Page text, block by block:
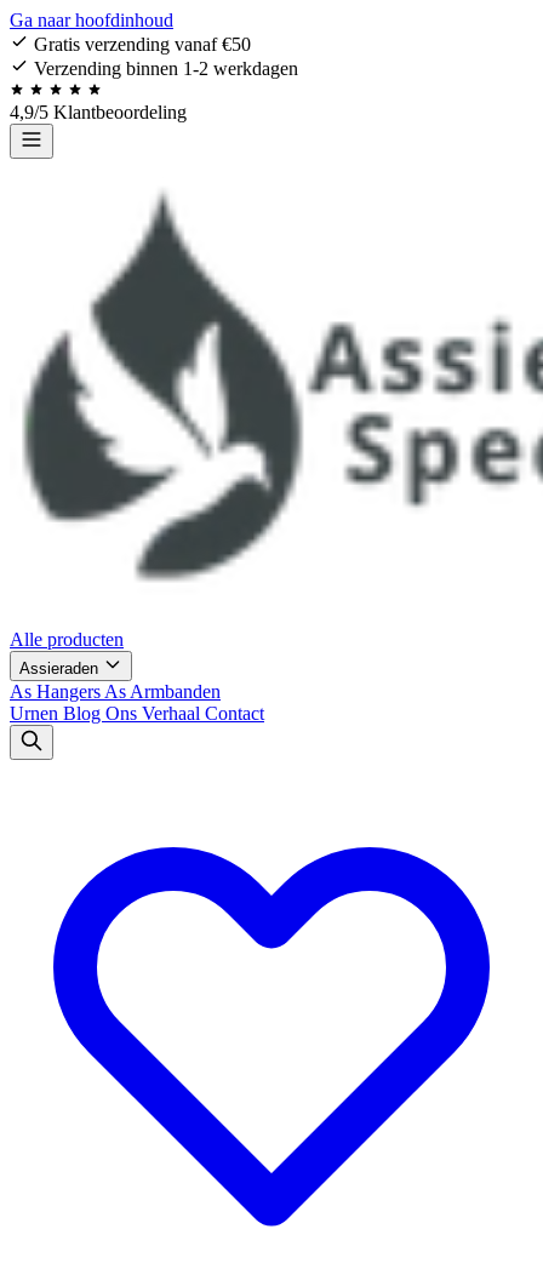
Ga naar hoofdinhoud
Gratis verzending vanaf €50
Verzending binnen 1-2 werkdagen
4,9/5 Klantbeoordeling
Alle producten
Assieraden
As Hangers As Armbanden
Urnen Blog Ons Verhaal Contact